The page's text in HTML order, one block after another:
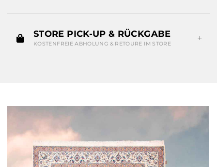
STORE PICK-UP & RÜCKGABE
KOSTENFREIE ABHOLUNG & RETOURE IM STORE